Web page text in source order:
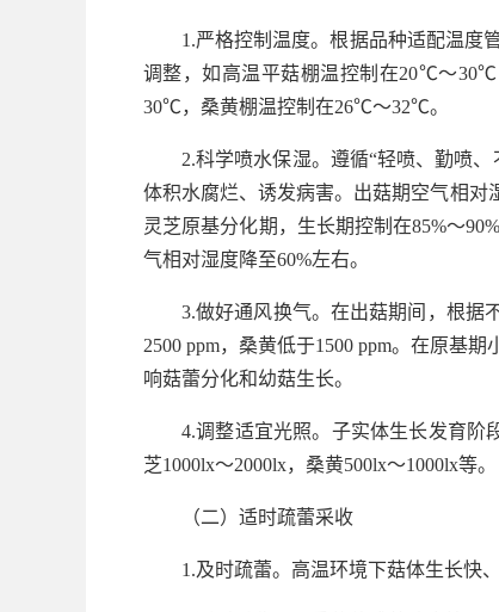
1.严格控制温度。根据品种适配温度
调整，如高温平菇棚温控制在20℃～
30℃，桑黄棚温控制在26℃～32℃。
2.科学喷水保湿。遵循“轻喷、勤喷
体积水腐烂、诱发病害。出菇期空气相对
灵芝原基分化期，生长期控制在85%～
气相对湿度降至60%左右。
3.做好通风换气。在出菇期间，根据
2500 ppm，桑黄低于1500 ppm。在原基
响菇蕾分化和幼菇生长。
4.调整适宜光照。子实体生长发育阶
芝1000lx～2000lx，桑黄500lx～1000lx等。
（二）适时疏蕾采收
1.及时疏蕾。高温环境下菇体生长快